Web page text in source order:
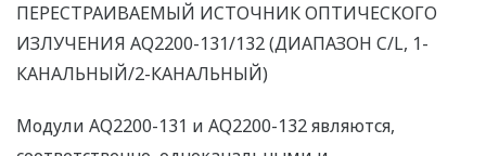
ПЕРЕСТРАИВАЕМЫЙ ИСТОЧНИК ОПТИЧЕСКОГО
ИЗЛУЧЕНИЯ AQ2200-131/132 (ДИАПАЗОН C/L, 1-
КАНАЛЬНЫЙ/2-КАНАЛЬНЫЙ)
Модули AQ2200-131 и AQ2200-132 являются,